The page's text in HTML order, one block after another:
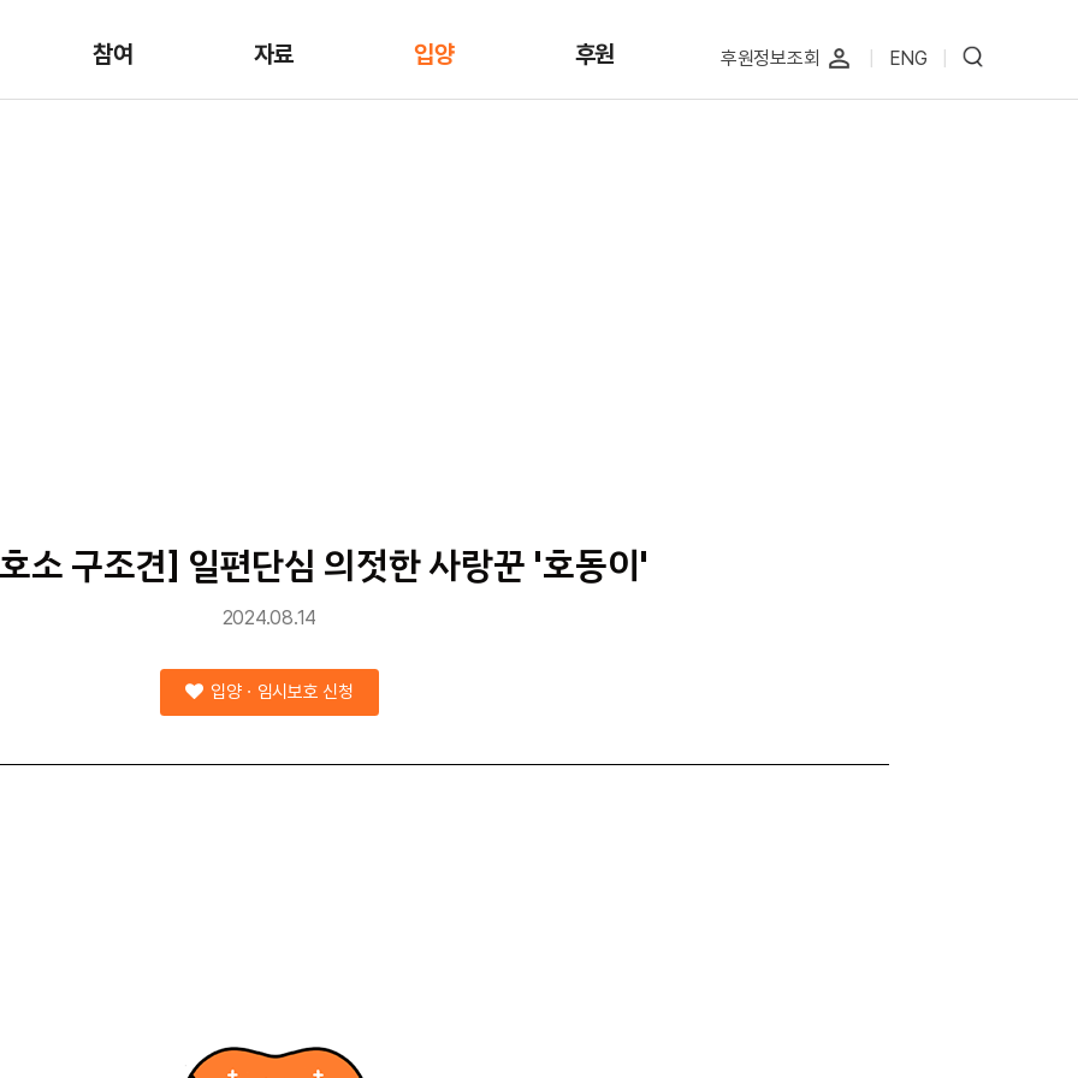
참여 자료 입양 후원 후원정보조회 perm_identity ENG
소 구조견] 일편단심 의젓한 사랑꾼 '호동이'
2024.08.14
입양ㆍ임시보호 신청